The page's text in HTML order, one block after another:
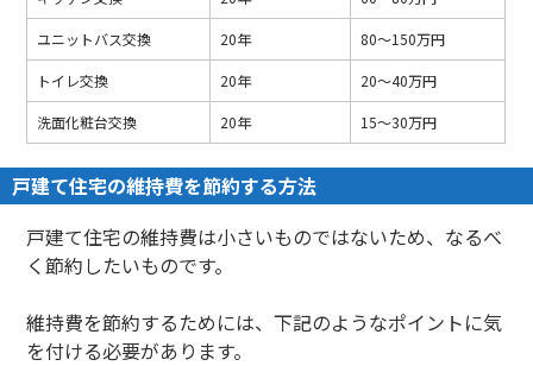
ユニットバス交換 20年 80～150万円
トイレ交換 20年 20～40万円
洗面化粧台交換 20年 15～30万円
戸建て住宅の維持費を節約する方法
戸建て住宅の維持費は小さいものではないため、なるべ
く節約したいものです。
維持費を節約するためには、下記のようなポイントに気
を付ける必要があります。